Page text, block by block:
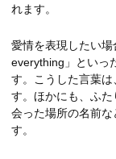
れます。
愛情を表現したい
everything」といっ
す。こうした言葉
す。ほかにも、ふ
会った場所の名前
す。